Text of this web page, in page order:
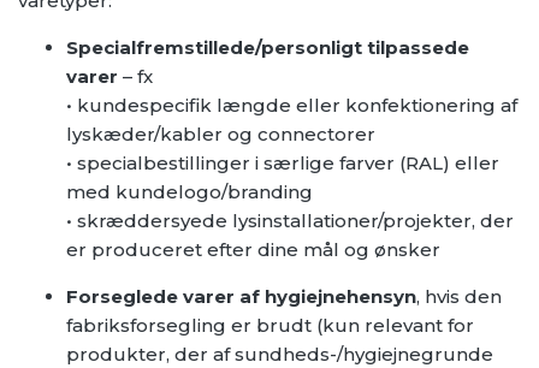
Specialfremstillede/personligt tilpassede
varer – fx
• kundespecifik længde eller konfektionering af
lyskæder/kabler og connectorer
• specialbestillinger i særlige farver (RAL) eller
med kundelogo/branding
• skræddersyede lysinstallationer/projekter, der
er produceret efter dine mål og ønsker
Forseglede varer af hygiejnehensyn, hvis den
fabriksforsegling er brudt (kun relevant for
produkter, der af sundheds-/hygiejnegrunde